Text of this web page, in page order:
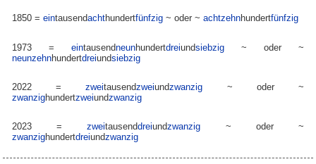
1850 =eintausendachthundertfünfzig ~ oder ~achtzehnhundertfünfzig
1973 =eintausendneunhundertdreiundsiebzig ~ oder ~
neunzehnhundertdreiundsiebzig
2022 =zweitausendzweiundzwanzig ~ oder ~
zwanzighundertzweiundzwanzig
2023 =zweitausenddreiundzwanzig ~ oder ~
zwanzighundertdreiundzwanzig